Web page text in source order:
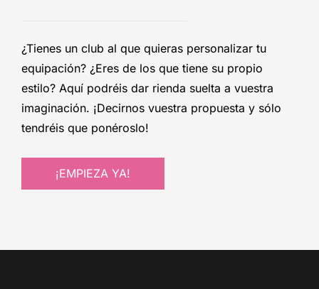
¿Tienes un club al que quieras personalizar tu
equipación? ¿Eres de los que tiene su propio
estilo? Aquí podréis dar rienda suelta a vuestra
imaginación. ¡Decirnos vuestra propuesta y sólo
tendréis que ponéroslo!
¡EMPIEZA YA!